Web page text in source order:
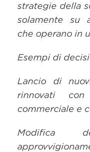
strategie della
solamente su
che operano in
Esempi di
Lancio di
rinnovati
commerciale e
Modifica